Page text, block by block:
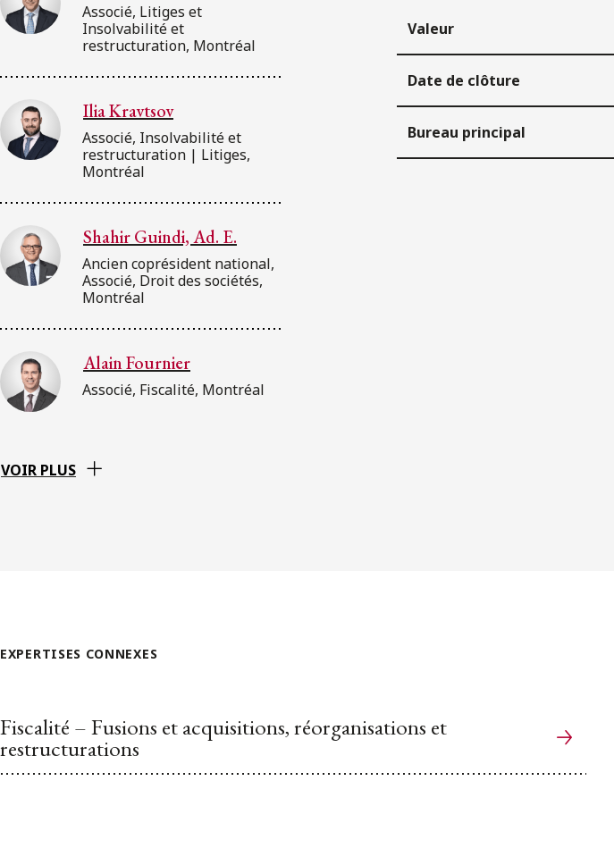
Associé, Litiges et
Insolvabilité et
restructuration, Montréal
Ilia Kravtsov
Associé, Insolvabilité et
restructuration | Litiges,
Montréal
Shahir Guindi, Ad. E.
Ancien coprésident national,
Associé, Droit des sociétés,
Montréal
Alain Fournier
Associé, Fiscalité, Montréal
VOIR PLUS
Valeur
Date de clôture
Bureau principal
EXPERTISES CONNEXES
Fiscalité – Fusions et acquisitions, réorganisations et
restructurations